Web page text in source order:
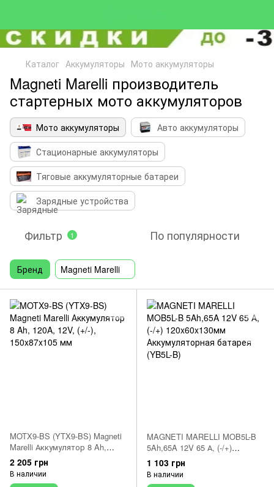
Каталог Аккумуляторы Мото аккумуляторы
Magneti Marelli производитель
стартерных мото аккумуляторов
Мото аккумуляторы
Авто аккумуляторы
Стационарные аккумуляторы
Тяговые аккумуляторные батареи
Зарядные устройства
Фильтр 1 По популярности
Бренд Magneti Marelli
MOTX9-BS (YTX9-BS) Magneti
Marelli Аккумулятор 8 Ah,
120A, 12V, (+/-), 150x87x105
мм
2 205 грн
В наличии
MAGNETI MARELLI MOB5L-B
5Ah,65A 12V 65 А, (-/+)
120x60x130мм
Аккумуляторная батарея
(YB5L-B)
1 103 грн
В наличии